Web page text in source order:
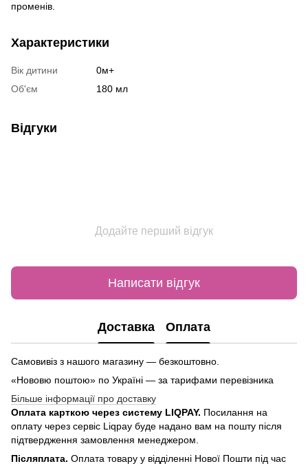
променів.
Характеристики
Вік дитини
0м+
Об'єм
180 мл
Відгуки
Додайте перший відгук
Написати відгук
Доставка Оплата
Самовивіз з нашого магазину — безкоштовно.
«Нововю поштою» по Україні — за тарифами перевізника
Більше інформації про доставку
Оплата карткою через систему LIQPAY. Посилання на
оплату через сервіс Liqpay буде надано вам на пошту після
підтвердження замовлення менеджером.
Післяплата. Оплата товару у відділенні Нової Пошти під час